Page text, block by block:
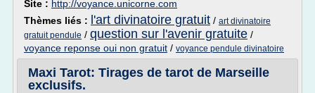
Site : http://voyance.unicorne.com
Thèmes liés :
l'art divinatoire gratuit / art divinatoire
gratuit pendule / question sur l'avenir gratuite /
voyance reponse oui non gratuit / voyance pendule divinatoire
Maxi Tarot: Tirages de tarot de Marseille
exclusifs.